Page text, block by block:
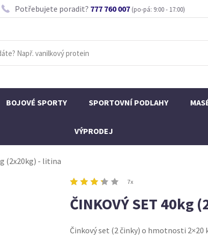
Potřebujete poradit? 777 760 007 (po-pá: 9:00 - 17:00)
BOJOVÉ SPORTY SPORTOVNÍ PODLAHY
VÝPRODEJ
(2x20kg) - litina
7x
ČINKOVÝ SET 40kg
Činkový set (2 činky) o hmotnosti 2×20